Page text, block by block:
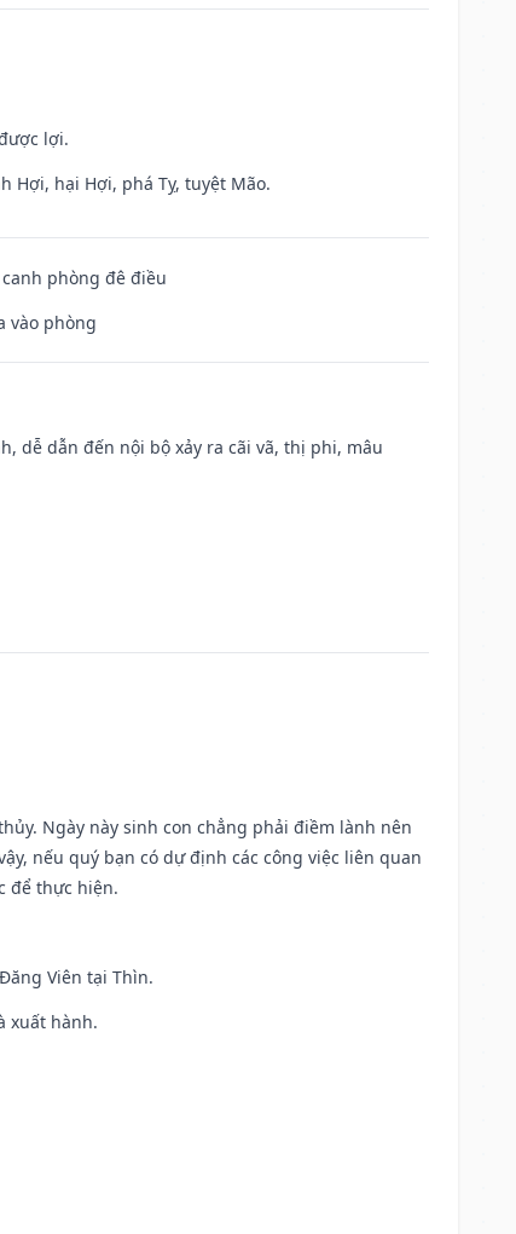
lợi.
Hợi, hại Hợi, phá Tỵ, tuyệt Mão.
phòng đê điều
vào phòng
dễ dẫn đến nội bộ xảy ra cãi vã, thị phi, mâu
Ngày này sinh con chẳng phải điềm lành nên
nếu quý bạn có dự định các công việc liên quan
để thực hiện.
Viên tại Thìn.
xuất hành.